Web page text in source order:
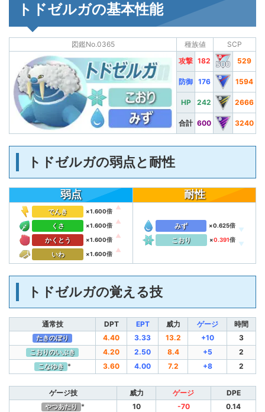
トドゼルガの基本性能
図鑑No.0365 種族値
SCP
攻撃 182 529
防御 176 1594
HP 242 2666
合計 600 3240
トドゼルガの弱点と耐性
弱点 耐性
でんき ×1.600倍
くさ ×1.600倍
かくとう ×1.600倍
いわ ×1.600倍
みず ×0.625倍
こおり ×0.391倍
トドゼルガの覚える技
通常技 DPT EPT 威力 ゲージ 時間
たきのぼり 4.40 3.33 13.2 +10 3
こおりのいぶき 4.20 2.50 8.4 +5 2
こなゆき * 3.60 4.00 7.2 +8 2
ゲージ技 威力 ゲージ DPE
やつあたり * 10 -70 0.14